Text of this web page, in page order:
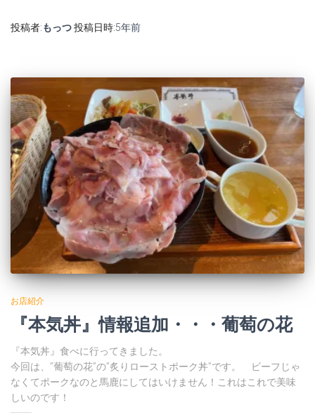
投稿者:もっつ投稿日時:5年前
お店紹介
『本気丼』情報追加・・・葡萄の花
『本気丼』食べに行ってきました。
今回は、”葡萄の花”の”炙りローストポーク丼”です。 ビーフじゃ
なくてポークなのと馬鹿にしてはいけません！これはこれで美味
しいのです！